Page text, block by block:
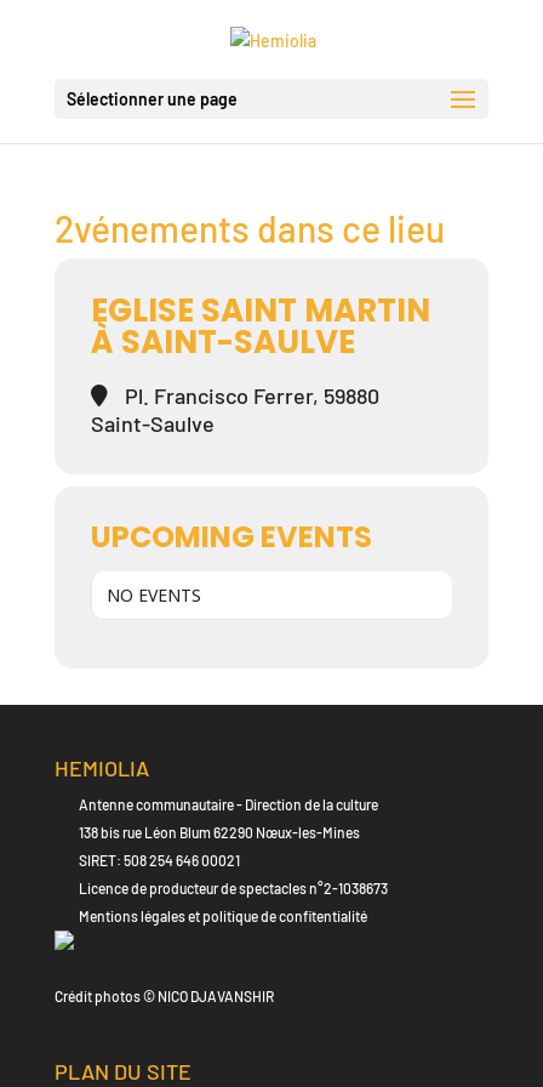
Sélectionner une page
2vénements dans ce lieu
EGLISE SAINT MARTIN
À SAINT-SAULVE
Pl. Francisco Ferrer, 59880
Saint-Saulve
UPCOMING EVENTS
NO EVENTS
HEMIOLIA
Antenne communautaire - Direction de la culture
138 bis rue Léon Blum 62290 Nœux-les-Mines
SIRET: 508 254 646 00021
Licence de producteur de spectacles n°2-1038673
Mentions légales et politique de confitentialité
Crédit photos © NICO DJAVANSHIR
PLAN DU SITE